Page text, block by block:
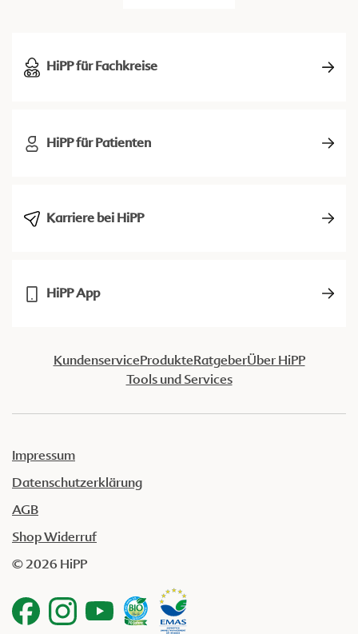
HiPP für Fachkreise
HiPP für Patienten
Karriere bei HiPP
HiPP App
KundenserviceProdukteRatgeberÜber HiPP
Tools und Services
Impressum
Datenschutzerklärung
AGB
Shop Widerruf
© 2026 HiPP